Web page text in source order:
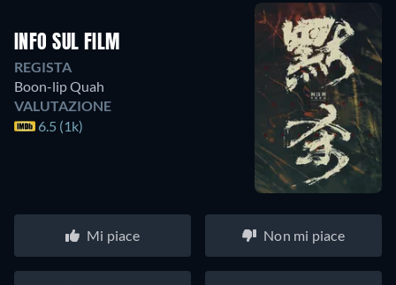
INFO SUL FILM
REGISTA
Boon-lip Quah
VALUTAZIONE
6.5 (1k)
Mi piace Non mi piace